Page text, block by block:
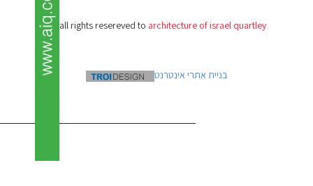
(c) all rights resereved to architecture of israel quartley
בניית אתרי אינטרנט